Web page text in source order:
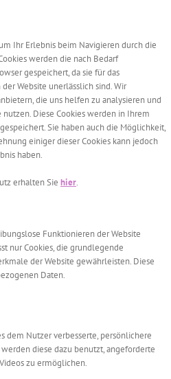
Ihr Erlebnis beim Navigieren durch die
werden die nach Bedarf
gespeichert, da sie für das
Website unerlässlich sind. Wir
die uns helfen zu analysieren und
Diese Cookies werden in Ihrem
Sie haben auch die Möglichkeit,
einiger dieser Cookies kann jedoch
haben.
erhalten Sie hier.
Funktionieren der Website
nur Cookies, die grundlegende
der Website gewährleisten. Diese
Daten.
dem Nutzer verbesserte, persönlichere
diese dazu benutzt, angeforderte
zu ermöglichen.